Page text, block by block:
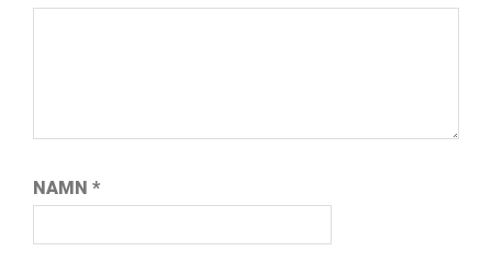
NAMN *